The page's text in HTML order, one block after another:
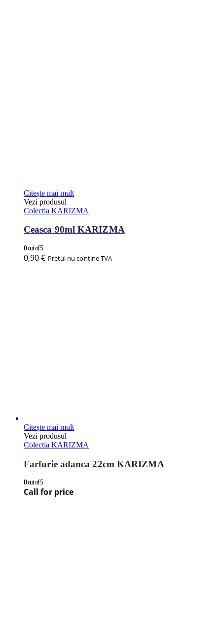
Citește mai mult
Vezi produsul
Colectia KARIZMA
Ceasca 90ml KARIZMA
0out of 5
0,90€ Pretul nu contine TVA
Citește mai mult
Vezi produsul
Colectia KARIZMA
Farfurie adanca 22cm KARIZMA
0out of 5
Call for price